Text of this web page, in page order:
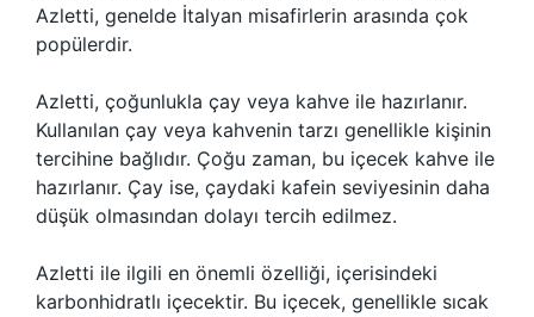
Azletti, genelde İtalyan misafirlerin arasında çok
popülerdir.
Azletti, çoğunlukla çay veya kahve ile hazırlanır.
Kullanılan çay veya kahvenin tarzı genellikle kişinin
tercihine bağlıdır. Çoğu zaman, bu içecek kahve ile
hazırlanır. Çay ise, çaydaki kafein seviyesinin daha
düşük olmasından dolayı tercih edilmez.
Azletti ile ilgili en önemli özelliği, içerisindeki
karbonhidratlı içecektir. Bu içecek, genellikle sıcak